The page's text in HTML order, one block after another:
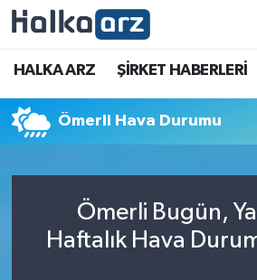
HALKA ARZ ŞİRKET HABERLERİ
Ömerli Hava Durumu
Ömerli Bugün,
Haftalık Hava
HALKA ARZ
SERMAYE ARTIRIMI
TEMETTÜ
İletişim